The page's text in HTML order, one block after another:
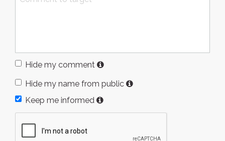
Hide my comment
Hide my name from public
Keep me informed